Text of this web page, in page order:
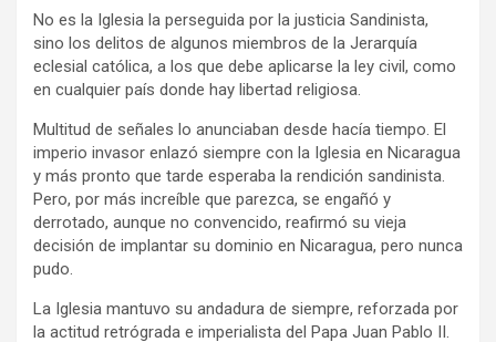
No es la Iglesia la perseguida por la justicia Sandinista,
sino los delitos de algunos miembros de la Jerarquía
eclesial católica, a los que debe aplicarse la ley civil, como
en cualquier país donde hay libertad religiosa.
Multitud de señales lo anunciaban desde hacía tiempo. El
imperio invasor enlazó siempre con la Iglesia en Nicaragua
y más pronto que tarde esperaba la rendición sandinista.
Pero, por más increíble que parezca, se engañó y
derrotado, aunque no convencido, reafirmó su vieja
decisión de implantar su dominio en Nicaragua, pero nunca
pudo.
La Iglesia mantuvo su andadura de siempre, reforzada por
la actitud retrógrada e imperialista del Papa Juan Pablo II.